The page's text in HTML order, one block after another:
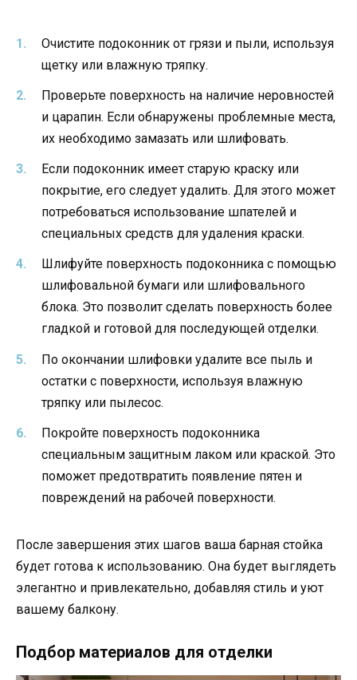
Очистите подоконник от грязи и пыли, используя
щетку или влажную тряпку.
Проверьте поверхность на наличие неровностей
и царапин. Если обнаружены проблемные места,
их необходимо замазать или шлифовать.
Если подоконник имеет старую краску или
покрытие, его следует удалить. Для этого может
потребоваться использование шпателей и
специальных средств для удаления краски.
Шлифуйте поверхность подоконника с помощью
шлифовальной бумаги или шлифовального
блока. Это позволит сделать поверхность более
гладкой и готовой для последующей отделки.
По окончании шлифовки удалите все пыль и
остатки с поверхности, используя влажную
тряпку или пылесос.
Покройте поверхность подоконника
специальным защитным лаком или краской. Это
поможет предотвратить появление пятен и
повреждений на рабочей поверхности.
После завершения этих шагов ваша барная стойка
будет готова к использованию. Она будет выглядеть
элегантно и привлекательно, добавляя стиль и уют
вашему балкону.
Подбор материалов для отделки